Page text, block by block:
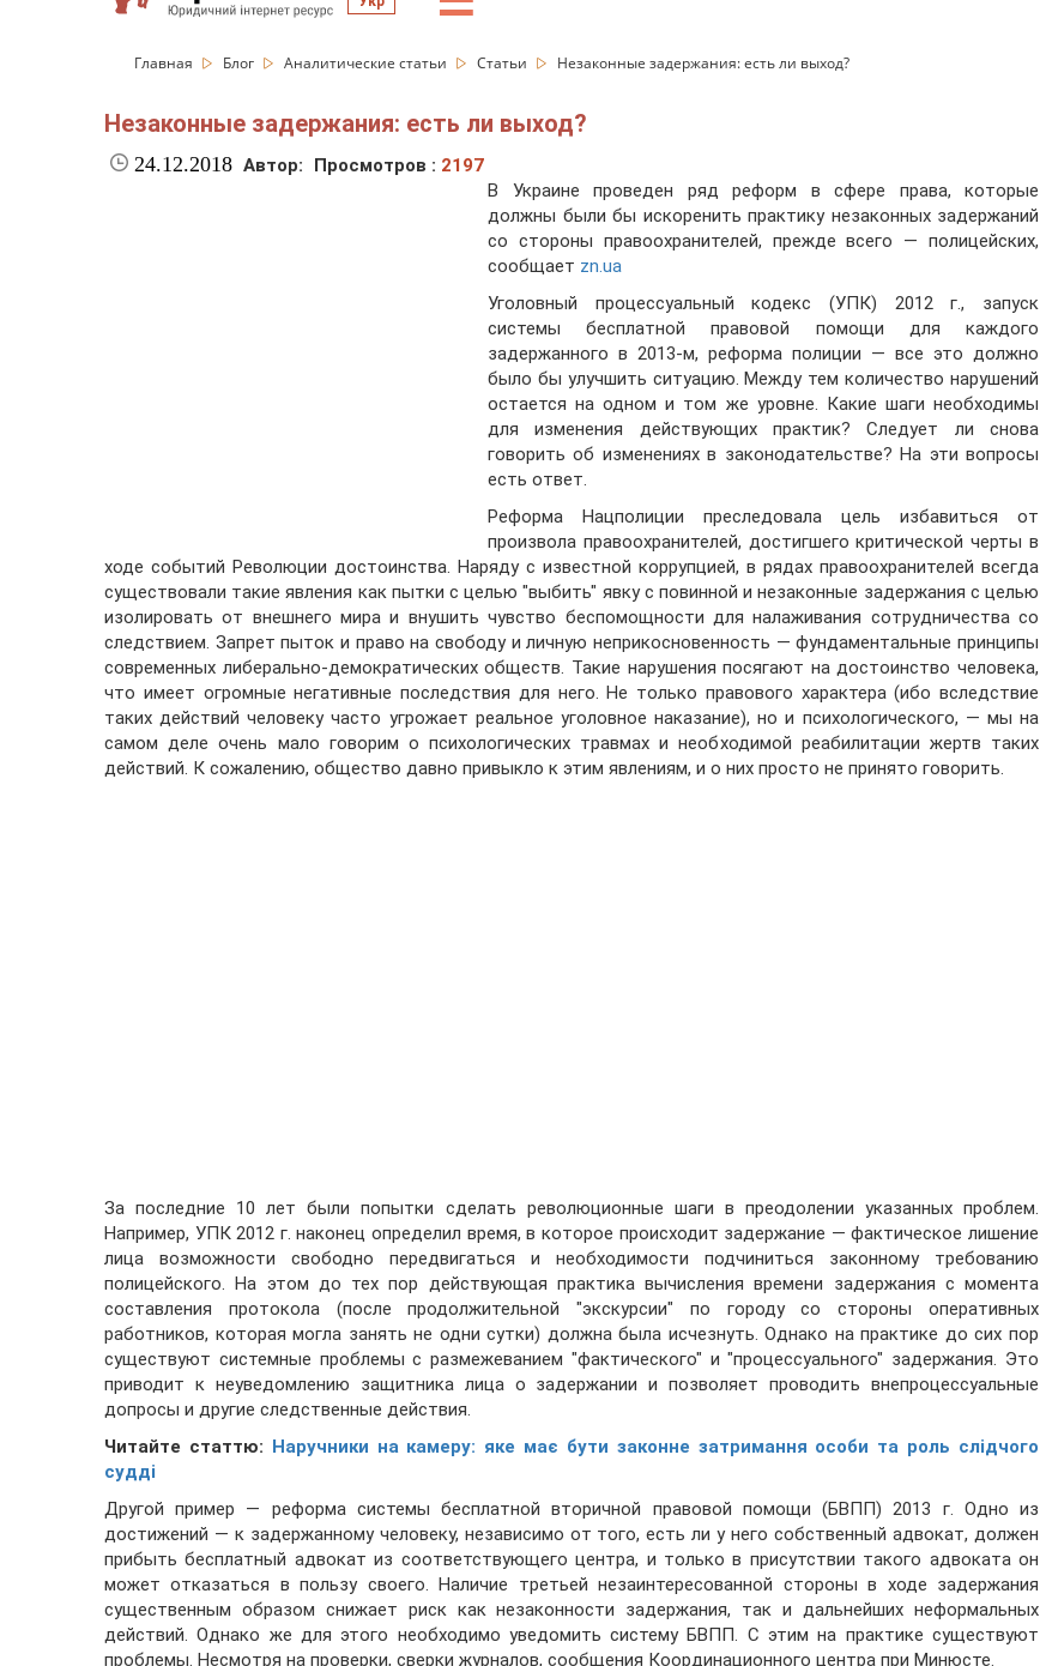
Главная Блог Аналитические статьи Статьи Незаконные задержания: есть ли выход?
Незаконные задержания: есть ли выход?
24.12.2018 Автор: Просмотров : 2197
В Украине проведен ряд реформ в сфере права, которые
должны были бы искоренить практику незаконных задержаний
со стороны правоохранителей, прежде всего — полицейских,
сообщает zn.ua
Уголовный процессуальный кодекс (УПК) 2012 г., запуск
системы бесплатной правовой помощи для каждого
задержанного в 2013-м, реформа полиции — все это должно
было бы улучшить ситуацию. Между тем количество нарушений
остается на одном и том же уровне. Какие шаги необходимы
для изменения действующих практик? Следует ли снова
говорить об изменениях в законодательстве? На эти вопросы
есть ответ.
Реформа Нацполиции преследовала цель избавиться от
произвола правоохранителей, достигшего критической черты в
ходе событий Революции достоинства. Наряду с известной коррупцией, в рядах правоохранителей всегда
существовали такие явления как пытки с целью "выбить" явку с повинной и незаконные задержания с целью
изолировать от внешнего мира и внушить чувство беспомощности для налаживания сотрудничества со
следствием. Запрет пыток и право на свободу и личную неприкосновенность — фундаментальные принципы
современных либерально-демократических обществ. Такие нарушения посягают на достоинство человека,
что имеет огромные негативные последствия для него. Не только правового характера (ибо вследствие
таких действий человеку часто угрожает реальное уголовное наказание), но и психологического, — мы на
самом деле очень мало говорим о психологических травмах и необходимой реабилитации жертв таких
действий. К сожалению, общество давно привыкло к этим явлениям, и о них просто не принято говорить.
За последние 10 лет были попытки сделать революционные шаги в преодолении указанных проблем.
Например, УПК 2012 г. наконец определил время, в которое происходит задержание — фактическое лишение
лица возможности свободно передвигаться и необходимости подчиниться законному требованию
полицейского. На этом до тех пор действующая практика вычисления времени задержания с момента
составления протокола (после продолжительной "экскурсии" по городу со стороны оперативных
работников, которая могла занять не одни сутки) должна была исчезнуть. Однако на практике до сих пор
существуют системные проблемы с размежеванием "фактического" и "процессуального" задержания. Это
приводит к неуведомлению защитника лица о задержании и позволяет проводить внепроцессуальные
допросы и другие следственные действия.
Читайте статтю:
Наручники на камеру: яке має бути законне затримання особи та роль слідчого
судді
Другой пример — реформа системы бесплатной вторичной правовой помощи (БВПП) 2013 г. Одно из
достижений — к задержанному человеку, независимо от того, есть ли у него собственный адвокат, должен
прибыть бесплатный адвокат из соответствующего центра, и только в присутствии такого адвоката он
может отказаться в пользу своего. Наличие третьей незаинтересованной стороны в ходе задержания
существенным образом снижает риск как незаконности задержания, так и дальнейших неформальных
действий. Однако же для этого необходимо уведомить систему БВПП. С этим на практике существуют
проблемы. Несмотря на проверки, сверки журналов, сообщения Координационного центра при Минюсте.